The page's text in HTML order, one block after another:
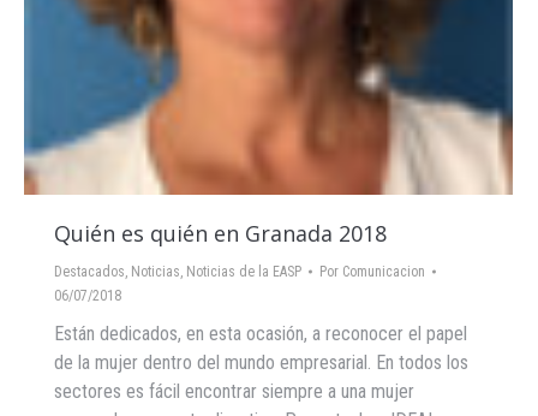
Quién es quién en Granada 2018
Destacados, Noticias, Noticias de la EASP Por Comunicacion
06/07/2018
Están dedicados, en esta ocasión, a reconocer el papel
de la mujer dentro del mundo empresarial. En todos los
sectores es fácil encontrar siempre a una mujer